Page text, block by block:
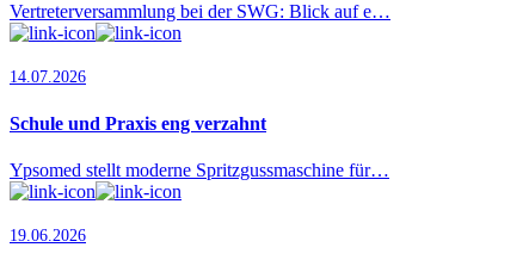
Vertreterversammlung bei der SWG: Blick auf e…
14.07.2026
Schule und Praxis eng verzahnt
Ypsomed stellt moderne Spritzgussmaschine für…
19.06.2026